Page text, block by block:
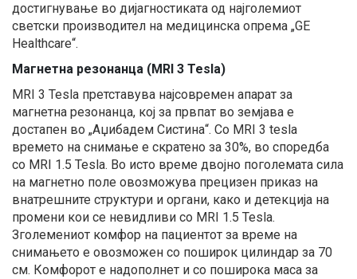
достигнување во дијагностиката од најголемиот
светски производител на медицинска опрема „GE
Healthcare“.
Магнетна резонанца (MRI 3 Tesla)
MRI 3 Tesla претставува најсовремен апарат за
магнетна резонанца, кој за првпат во земјава е
достапен во „Аџибадем Систина“. Со MRI 3 tesla
времето на снимање е скратено за 30%, во споредба
со MRI 1.5 Tesla. Во исто време двојно поголемата сила
на магнетно поле овозможува прецизен приказ на
внатрешните структури и органи, како и детекција на
промени кои се невидливи со MRI 1.5 Tesla.
Зголемениот комфор на пациентот за време на
снимањето е овозможен со поширок цилиндар за 70
см. Комфорот е надополнет и со поширока маса за